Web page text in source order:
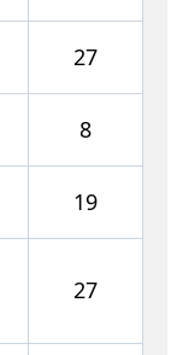
27
8
19
27